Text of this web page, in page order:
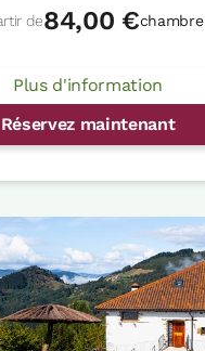
de84,00 €chambre
Plus d'information
Réservez maintenant